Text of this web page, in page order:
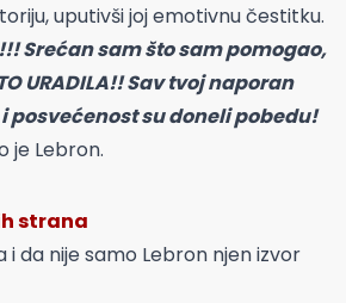
uputivši joj emotivnu čestitku.
Srećan sam što sam pomogao,
URADILA!! Sav tvoj naporan
posvećenost su doneli pobedu!
je Lebron.
strana
da nije samo Lebron njen izvor